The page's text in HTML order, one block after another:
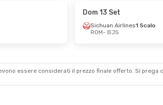
Saudi Arabian Airlines
1 Scalo
Dom 13 Set
Sichuan Airlines1 Scalo
ROM- BJS
essere considerati il ​​prezzo finale offerto. Si prega